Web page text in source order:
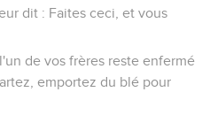
dit : Faites ceci, et vous
de vos frères reste enfermé
emportez du blé pour